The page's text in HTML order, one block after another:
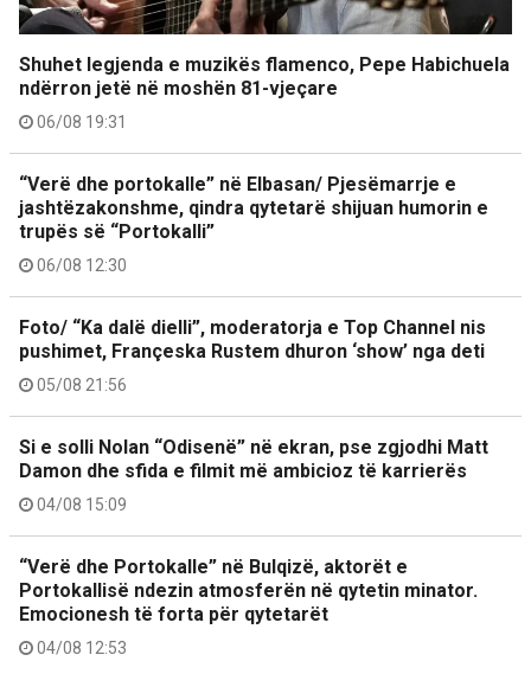
Shuhet legjenda e muzikës flamenco, Pepe Habichuela
ndërron jetë në moshën 81-vjeçare
06/08 19:31
“Verë dhe portokalle” në Elbasan/ Pjesëmarrje e
jashtëzakonshme, qindra qytetarë shijuan humorin e
trupës së “Portokalli”
06/08 12:30
Foto/ “Ka dalë dielli”, moderatorja e Top Channel nis
pushimet, Françeska Rustem dhuron ‘show’ nga deti
05/08 21:56
Si e solli Nolan “Odisenë” në ekran, pse zgjodhi Matt
Damon dhe sfida e filmit më ambicioz të karrierës
04/08 15:09
“Verë dhe Portokalle” në Bulqizë, aktorët e
Portokallisë ndezin atmosferën në qytetin minator.
Emocionesh të forta për qytetarët
04/08 12:53